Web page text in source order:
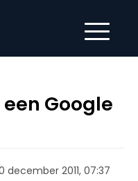
Google
december 2011, 07:37